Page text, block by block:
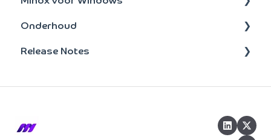
Onderhoud
Taken
Tools & Tips
update-installatie
Onderhoud
Bankenkoppeling
Release Notes
2024